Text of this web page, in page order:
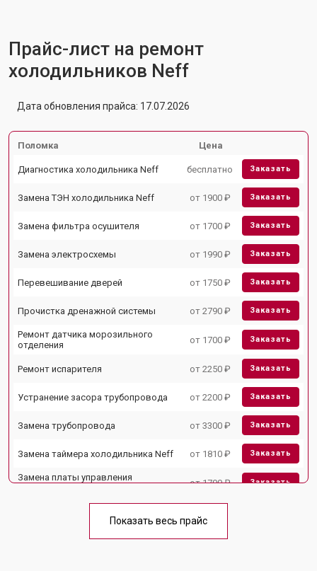
Прайс-лист на ремонт
холодильников Neff
Дата обновления прайса: 17.07.2026
Поломка Цена
Диагностика холодильника Neff бесплатно Заказать
Замена ТЭН холодильника Neff от 1900 ₽ Заказать
Замена фильтра осушителя от 1700 ₽ Заказать
Замена электросхемы от 1990 ₽ Заказать
Перевешивание дверей от 1750 ₽ Заказать
Прочистка дренажной системы от 2790 ₽ Заказать
Ремонт датчика морозильного
отделения
от 1700 ₽ Заказать
Ремонт испарителя от 2250 ₽ Заказать
Устранение засора трубопровода от 2200 ₽ Заказать
Замена трубопровода от 3300 ₽ Заказать
Замена таймера холодильника Neff от 1810 ₽ Заказать
Замена платы управления
от 1700 ₽ Заказать
Ремонт/замена датчика
Замена термостата от 1700 ₽
Показать весь прайс